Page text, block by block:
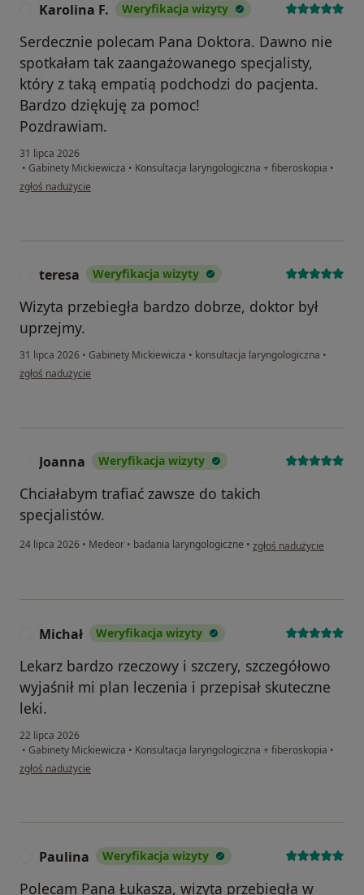
Karolina F. Weryfikacja wizyty
Serdecznie polecam Pana Doktora. Dawno nie
spotkałam tak zaangażowanego specjalisty,
który z taką empatią podchodzi do pacjenta.
Bardzo dziękuję za pomoc!
Pozdrawiam.
31 lipca 2026
• Gabinety Mickiewicza • Konsultacja laryngologiczna + fiberoskopia •
w opinii użytkownika Karolina F.
zgłoś nadużycie
teresa Weryfikacja wizyty
Wizyta przebiegła bardzo dobrze, doktor był
uprzejmy.
31 lipca 2026 • Gabinety Mickiewicza • konsultacja laryngologiczna •
w opinii użytkownika teresa
zgłoś nadużycie
Joanna Weryfikacja wizyty
Chciałabym trafiać zawsze do takich
specjalistów.
24 lipca 2026 • Medeor • badania laryngologiczne • w opinii użytkownika
zgłoś nadużycie
Michał Weryfikacja wizyty
Lekarz bardzo rzeczowy i szczery, szczegółowo
wyjaśnił mi plan leczenia i przepisał skuteczne
leki.
22 lipca 2026
• Gabinety Mickiewicza • Konsultacja laryngologiczna + fiberoskopia •
w opinii użytkownika Michał
zgłoś nadużycie
Paulina Weryfikacja wizyty
Polecam Pana Łukasza, wizyta przebiegła w